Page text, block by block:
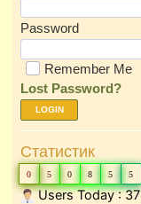
Password
Remember Me
Lost Password?
LOGIN
Статистик
0 5 0 8 5 5
Users Today : 37